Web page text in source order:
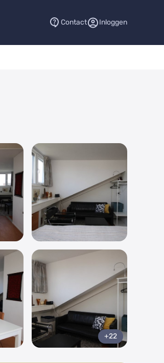
Contact Inloggen
+22